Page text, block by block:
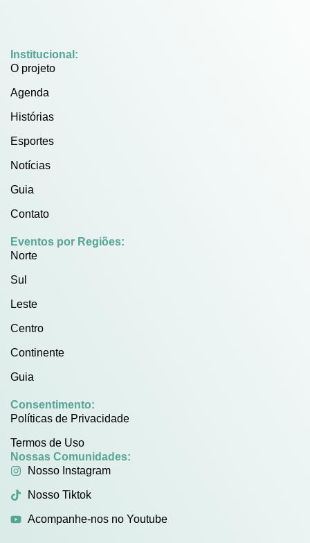
Institucional:
O projeto
Agenda
Histórias
Esportes
Notícias
Guia
Contato
Eventos por Regiões:
Norte
Sul
Leste
Centro
Continente
Guia
Consentimento:
Políticas de Privacidade
Termos de Uso
Nossas Comunidades:
Nosso Instagram
Nosso Tiktok
Acompanhe-nos no Youtube